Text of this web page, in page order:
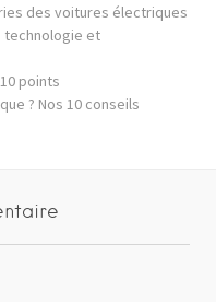
des voitures électriques
technologie et
points
? Nos 10 conseils